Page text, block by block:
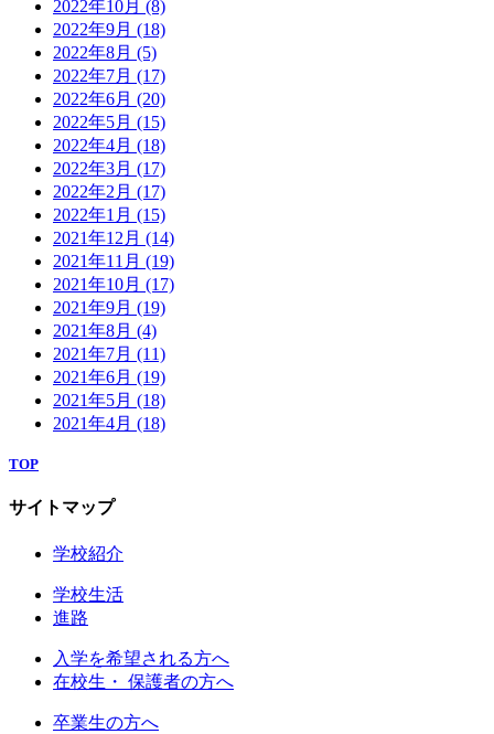
2022年10月 (8)
2022年9月 (18)
2022年8月 (5)
2022年7月 (17)
2022年6月 (20)
2022年5月 (15)
2022年4月 (18)
2022年3月 (17)
2022年2月 (17)
2022年1月 (15)
2021年12月 (14)
2021年11月 (19)
2021年10月 (17)
2021年9月 (19)
2021年8月 (4)
2021年7月 (11)
2021年6月 (19)
2021年5月 (18)
2021年4月 (18)
TOP
サイトマップ
学校紹介
学校生活
進路
入学を希望される方へ
在校生・ 保護者の方へ
卒業生の方へ